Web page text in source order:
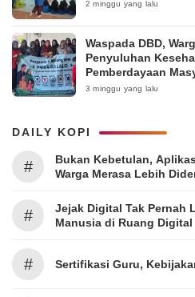
2 minggu yang lalu
Waspada DBD,
Penyuluhan
Pemberdayaan
Surabaya 2026
3 minggu yang lalu
DAILY KOPI
#
Bukan Kebetulan,
Warga Merasa Lebih
#
Jejak Digital Tak Pernah
Manusia di Ruang Digital
# Sertifikasi Guru,